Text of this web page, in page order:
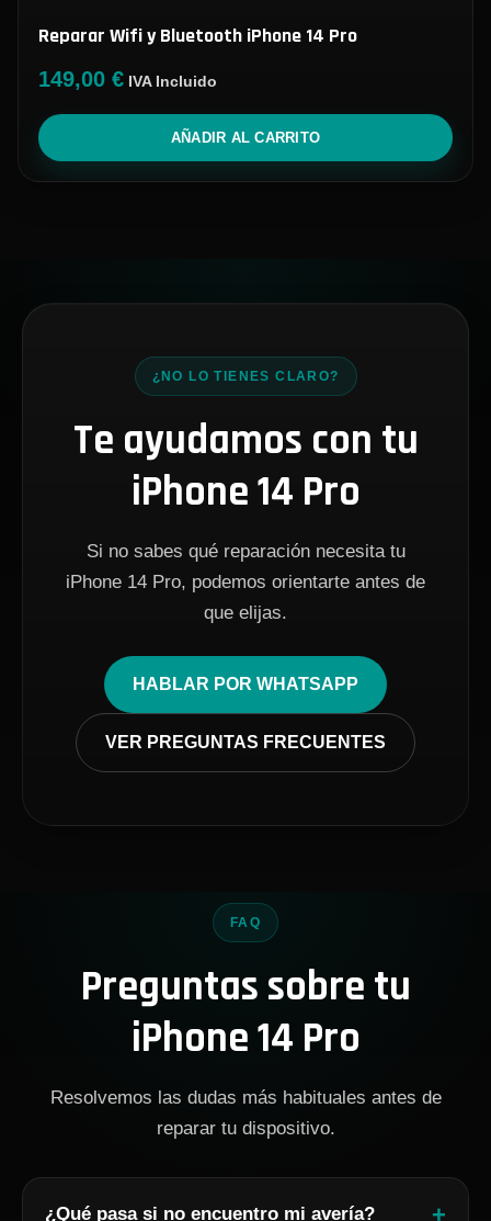
Reparar Wifi y Bluetooth iPhone 14 Pro
149,00 € IVA Incluido
AÑADIR AL CARRITO
¿NO LO TIENES CLARO?
Te ayudamos con tu
iPhone 14 Pro
Si no sabes qué reparación necesita tu
iPhone 14 Pro, podemos orientarte antes de
que elijas.
HABLAR POR WHATSAPP
VER PREGUNTAS FRECUENTES
FAQ
Preguntas sobre tu
iPhone 14 Pro
Resolvemos las dudas más habituales antes de
reparar tu dispositivo.
¿Qué pasa si no encuentro mi avería? +